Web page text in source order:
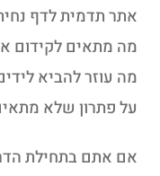
אתר תדמית לדף
מה מתאים לקידום
מה עוזר להביא
על פתרון שלא
אם אתם בתחילת